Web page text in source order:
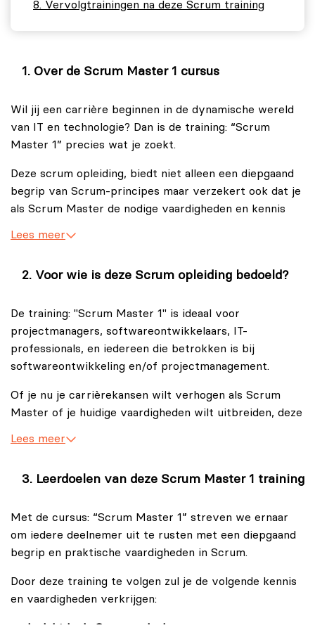
Vervolgtrainingen na deze Scrum training
Over de Scrum Master 1 cursus
Wil jij een carrière beginnen in de dynamische wereld
van IT en technologie? Dan is de training: “Scrum
Master 1” precies wat je zoekt.
Deze scrum opleiding, biedt niet alleen een diepgaand
begrip van Scrum-principes maar verzekert ook dat je
als Scrum Master de nodige vaardigheden en kennis
professionals die hun vaardigheden willen aanscherpen.
De scrum training onderscheidt zich door een
combinatie van interactieve leermethoden, van
theoretische onderbouwing tot praktijkopdrachten. In
deze training word je ondergedompeld in de principes
Scrum Master een belangrijke rol speelt in het
faciliteren, coachen en leiden van Agile-teams. Deze
Waarom kiezen voor de cursus: “Scrum Master 1”?
een trend; het is een blijvende methodologie die
wereldwijd door organisaties wordt toegepast. Het
beheersen van de Scrum-principes stelt je in staat om
bij te dragen aan efficiënte en productieve teams.
Certificering:Na het succesvol afronden van de
training heb je de mogelijkheid om het Scrum-examen
Lees meer
Voor wie is deze Scrum opleiding bedoeld?
De training: "Scrum Master 1" is ideaal voor
projectmanagers, softwareontwikkelaars, IT-
professionals, en iedereen die betrokken is bij
softwareontwikkeling en/of projectmanagement.
Of je nu je carrièrekansen wilt verhogen als Scrum
Master of je huidige vaardigheden wilt uitbreiden, deze
Lees meer
Leerdoelen van deze Scrum Master 1 training
Met de cursus: “Scrum Master 1” streven we ernaar
om iedere deelnemer uit te rusten met een diepgaand
begrip en praktische vaardigheden in Scrum.
Door deze training te volgen zul je de volgende kennis
en vaardigheden verkrijgen: